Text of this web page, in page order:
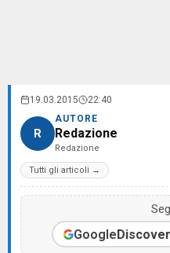
19.03.2015 22:40
R
AUTORE
Redazione
Redazione
Tutti gli articoli →
GoogleDiscover